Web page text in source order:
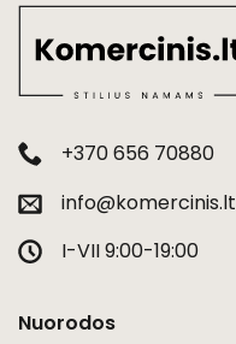
+370 656 70880
info@komercinis.lt
I-VII 9:00-19:00
Nuorodos